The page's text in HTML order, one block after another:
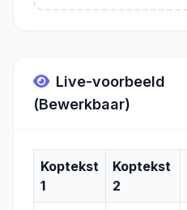
Live-voorbeeld
(Bewerkbaar)
Koptekst
1
Koptekst
2